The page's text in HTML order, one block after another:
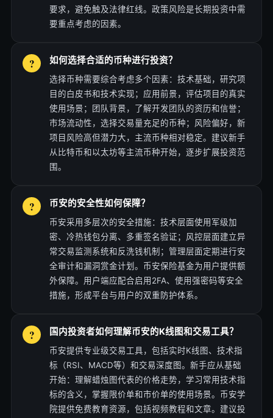
要求，避免触及法律红线。政策风险是长期投资中需
要重点考虑的因素。
如何选择合适的币种进行投资？
选择币种需要综合考虑多个因素：技术基础，研究项
目的白皮书和技术实现；应用前景，评估项目的真实
使用场景；团队背景，了解开发团队的资历和信誉；
市场流动性，选择交易量充足的币种；风险偏好，新
项目风险高但潜力大，主流币种相对稳定。建议新手
从比特币和以太坊等主流币种开始，逐步扩展投资范
围。
币安的安全性如何保障？
币安采用多层次的安全措施：技术层面使用军级加
密、冷热钱包分离、多重签名验证；风控层面建立异
常交易监测系统和反洗钱机制；管理层面定期进行安
全审计和漏洞赏金计划。币安保险基金为用户提供额
外保障。用户端应配合启用2FA、使用强密码等安全
措施，形成平台与用户的双重防护体系。
国内投资者如何理解币安的K线图和交易工具？
币安提供专业级交易工具，包括实时K线图、技术指
标（RSI、MACD等）和交易深度图。新手应从基础
开始：理解蜡烛图代表的价格走势，学习常用技术指
标的含义，掌握限价单和市价单的使用场景。币安学
院提供免费教育资源，包括视频教程和文章。建议投